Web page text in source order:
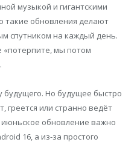
музыкой и гигантскими
такие обновления делают
спутником на каждый день.
«потерпите, мы потом
будущего. Но будущее быстро
греется или странно ведёт
обновление важно
16, а из-за простого